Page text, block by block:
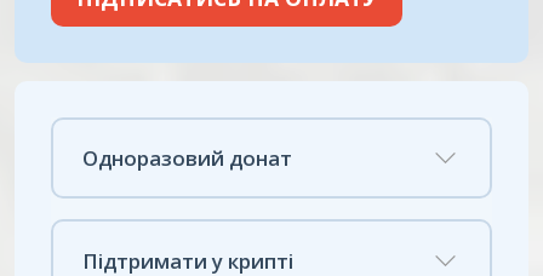
Одноразовий донат
Підтримати у крипті